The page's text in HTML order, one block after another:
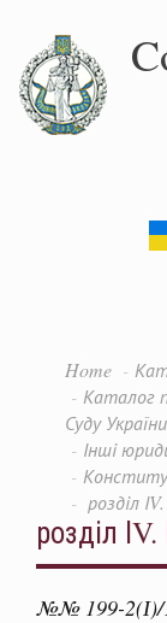
content
Home
Каталог
Суду
Інші
розділ
розділ
№№ 199-2(І)/